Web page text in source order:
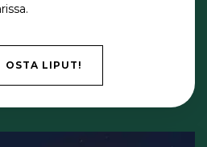
OSTA LIPUT!